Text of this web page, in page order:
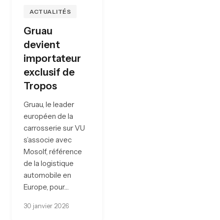
ACTUALITÉS
Gruau
devient
importateur
exclusif de
Tropos
Gruau, le leader
européen de la
carrosserie sur VU
s’associe avec
Mosolf, référence
de la logistique
automobile en
Europe, pour…
30 janvier 2026